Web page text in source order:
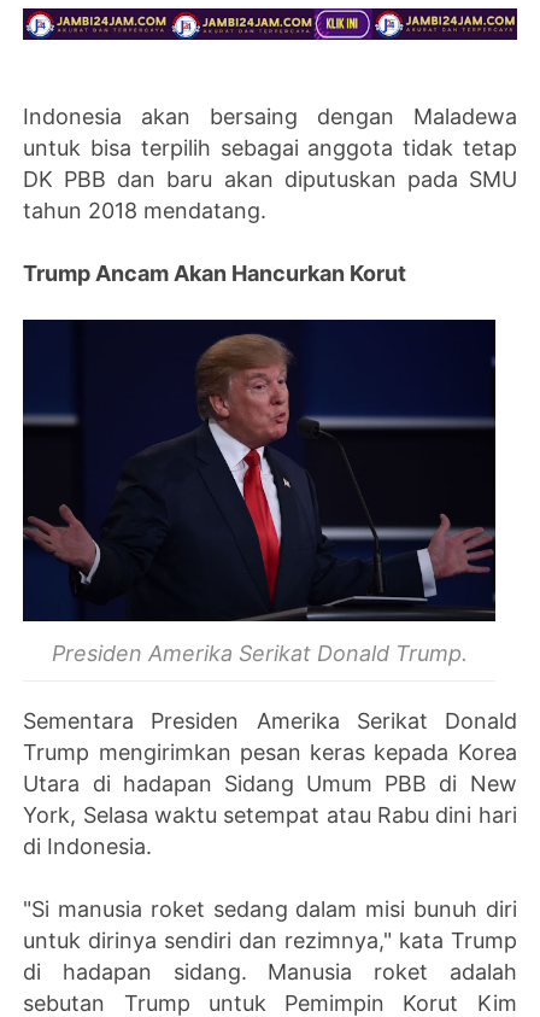
Indonesia akan bersaing dengan Maladewa
untuk bisa terpilih sebagai anggota tidak tetap
DK PBB dan baru akan diputuskan pada SMU
tahun 2018 mendatang.
Trump Ancam Akan Hancurkan Korut
Presiden Amerika Serikat Donald Trump.
Sementara Presiden Amerika Serikat Donald
Trump mengirimkan pesan keras kepada Korea
Utara di hadapan Sidang Umum PBB di New
York, Selasa waktu setempat atau Rabu dini hari
di Indonesia.
"Si manusia roket sedang dalam misi bunuh diri
untuk dirinya sendiri dan rezimnya," kata Trump
di hadapan sidang. Manusia roket adalah
sebutan Trump untuk Pemimpin Korut Kim